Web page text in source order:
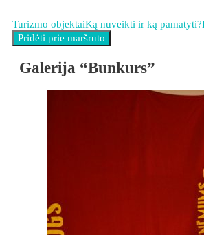
Turizmo objektaiKą nuveikti ir ką pamatyti?
Galerija “Bunkurs”